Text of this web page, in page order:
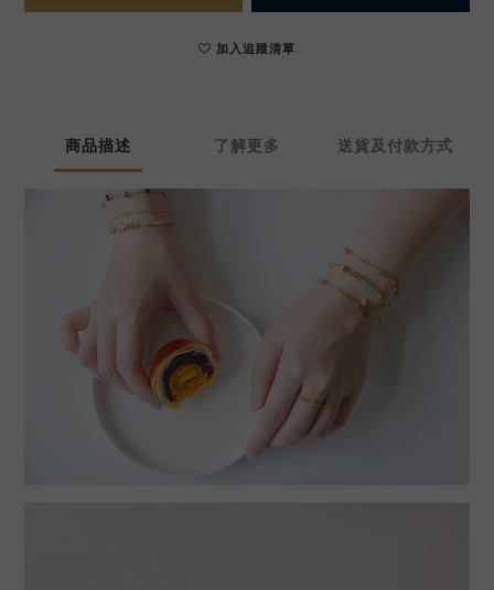
加入追蹤清單
商品描述 了解更多 送貨及付款方式